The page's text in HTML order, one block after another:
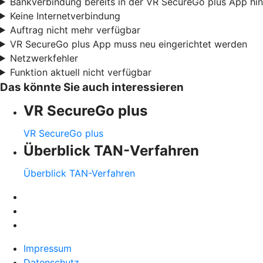
Keine Internetverbindung
Auftrag nicht mehr verfügbar
VR SecureGo plus App muss neu eingerichtet werden
Netzwerkfehler
Funktion aktuell nicht verfügbar
Das könnte Sie auch interessieren
VR SecureGo plus
VR SecureGo plus
Überblick TAN-Verfahren
Überblick TAN-Verfahren
Impressum